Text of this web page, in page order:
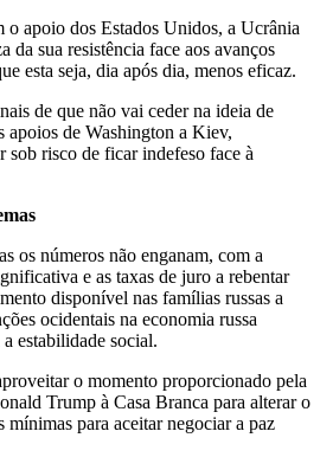
o apoio dos Estados Unidos, a Ucrânia
da sua resistência face aos avanços
esta seja, dia após dia, menos eficaz.
de que não vai ceder na ideia de
apoios de Washington a Kiev,
sob risco de ficar indefeso face à
os números não enganam, com a
e as taxas de juro a rebentar
disponível nas famílias russas a
ocidentais na economia russa
estabilidade social.
o momento proporcionado pela
Trump à Casa Branca para alterar o
mínimas para aceitar negociar a paz